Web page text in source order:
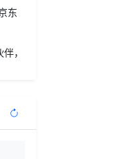
东
，